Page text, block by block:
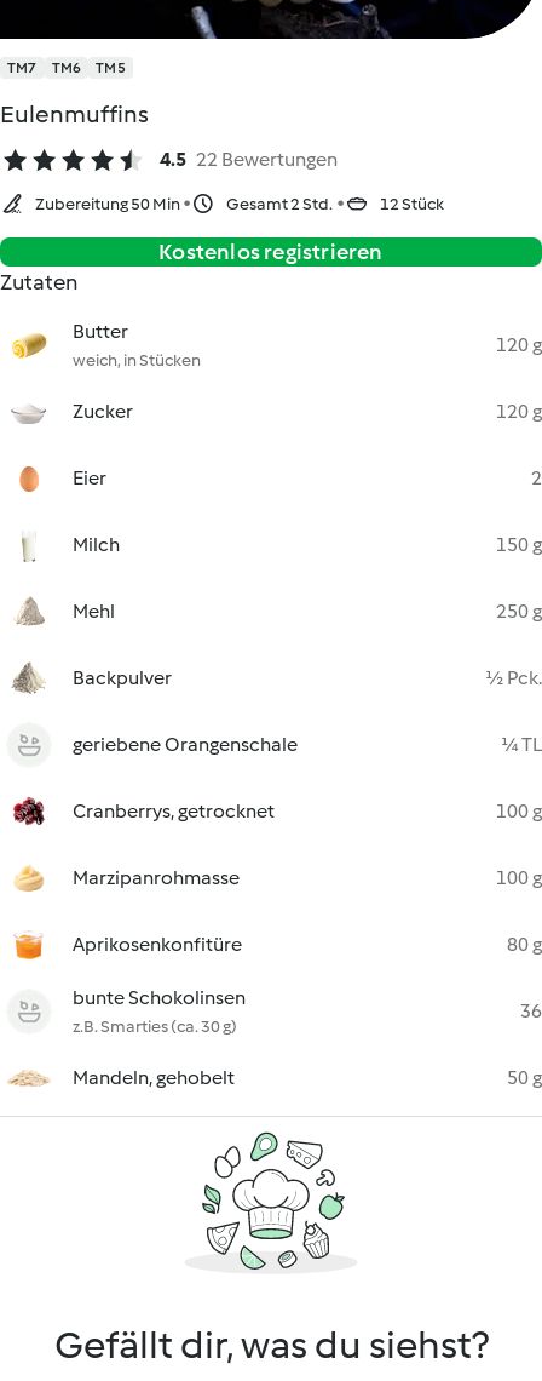
TM7 TM6 TM5
Eulenmuffins
4.5 22 Bewertungen
Zubereitung 50 Min Gesamt 2 Std. 12 Stück
Kostenlos registrieren
Zutaten
Butter
weich, in Stücken
120 g
Zucker 120 g
Eier 2
Milch 150 g
Mehl 250 g
Backpulver ½ Pck.
geriebene Orangenschale ¼ TL
Cranberrys, getrocknet 100 g
Marzipanrohmasse 100 g
Aprikosenkonfitüre 80 g
bunte Schokolinsen
z.B. Smarties (ca. 30 g)
36
Mandeln, gehobelt 50 g
Gefällt dir, was du siehst?